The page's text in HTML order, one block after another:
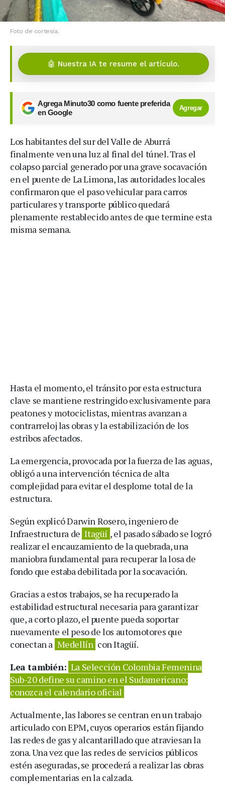
Foto de cortesía.
🤖 Nuestra IA te resume el artículo.
Agrega Minuto30 como fuente preferida
en Google
Agregar
Los habitantes del sur del Valle de Aburrá
finalmente ven una luz al final del túnel. Tras el
colapso parcial generado por una grave socavación
en el puente de La Limona, las autoridades locales
confirmaron que el paso vehicular para carros
particulares y transporte público quedará
plenamente restablecido antes de que termine esta
misma semana.
Hasta el momento, el tránsito por esta estructura
clave se mantiene restringido exclusivamente para
peatones y motociclistas, mientras avanzan a
contrarreloj las obras y la estabilización de los
estribos afectados.
La emergencia, provocada por la fuerza de las aguas,
obligó a una intervención técnica de alta
complejidad para evitar el desplome total de la
estructura.
Según explicó Darwin Rosero, ingeniero de
Infraestructura de Itagüí , el pasado sábado se logró
realizar el encauzamiento de la quebrada, una
maniobra fundamental para recuperar la losa de
fondo que estaba debilitada por la socavación.
Gracias a estos trabajos, se ha recuperado la
estabilidad estructural necesaria para garantizar
que, a corto plazo, el puente pueda soportar
nuevamente el peso de los automotores que
conectan a Medellín con Itagüí.
Lea también: La Selección Colombia Femenina
Sub-20 define su camino en el Sudamericano:
conozca el calendario oficial
Actualmente, las labores se centran en un trabajo
articulado con EPM, cuyos operarios están fijando
las redes de gas y alcantarillado que atraviesan la
zona. Una vez que las redes de servicios públicos
estén aseguradas, se procederá a realizar las obras
complementarias en la calzada.